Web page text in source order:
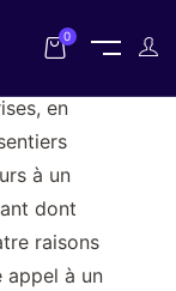
0
en
à un
dont
raisons
appel à un